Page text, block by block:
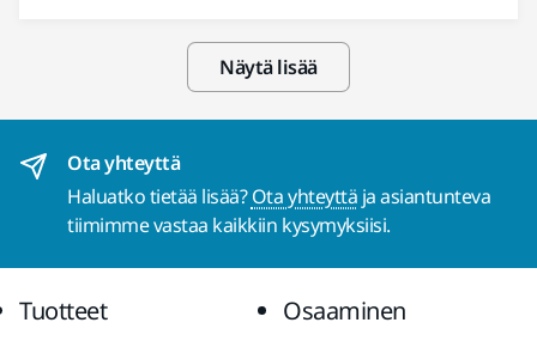
Näytä lisää
Ota yhteyttä
Haluatko tietää lisää?Ota yhteyttä ja asiantunteva
tiimimme vastaa kaikkiin kysymyksiisi.
Tuotteet Osaaminen